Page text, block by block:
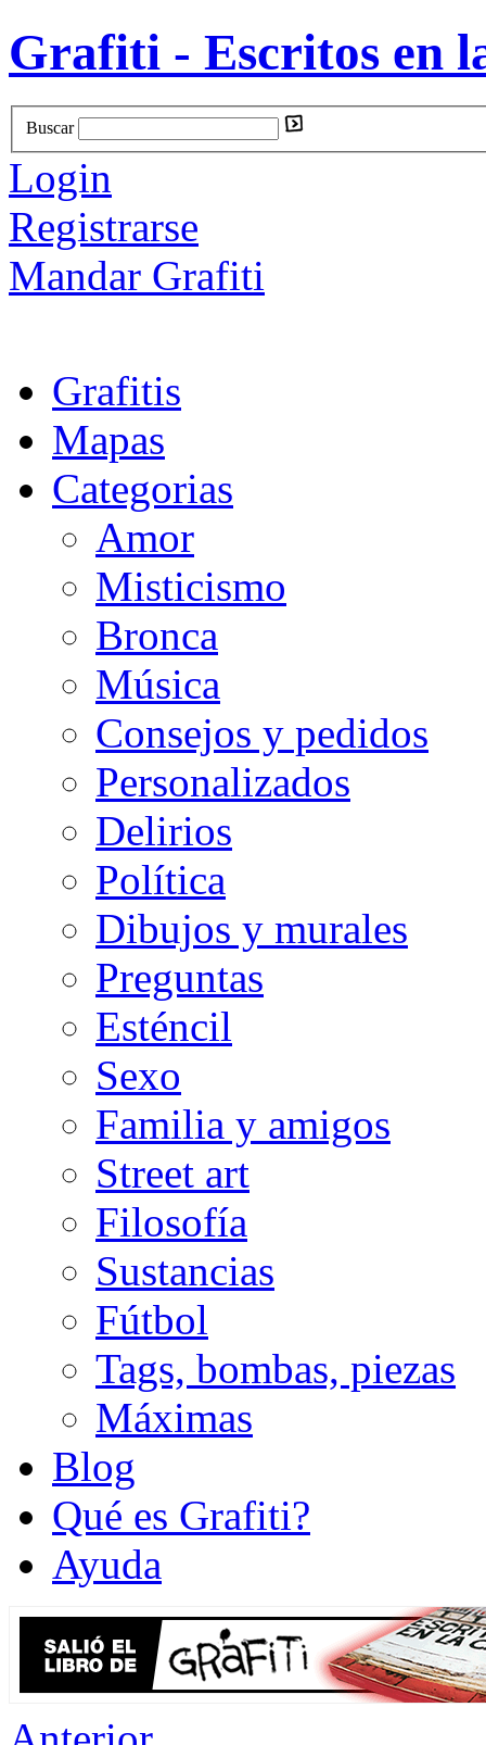
Grafiti - Escritos en
Buscar
Login
Registrarse
Mandar Grafiti
Grafitis
Mapas
Categorias
Amor
Misticismo
Bronca
Música
Consejos y pedidos
Personalizados
Delirios
Política
Dibujos y murales
Preguntas
Esténcil
Sexo
Familia y amigos
Street art
Filosofía
Sustancias
Fútbol
Tags, bombas, piezas
Máximas
Blog
Qué es Grafiti?
Ayuda